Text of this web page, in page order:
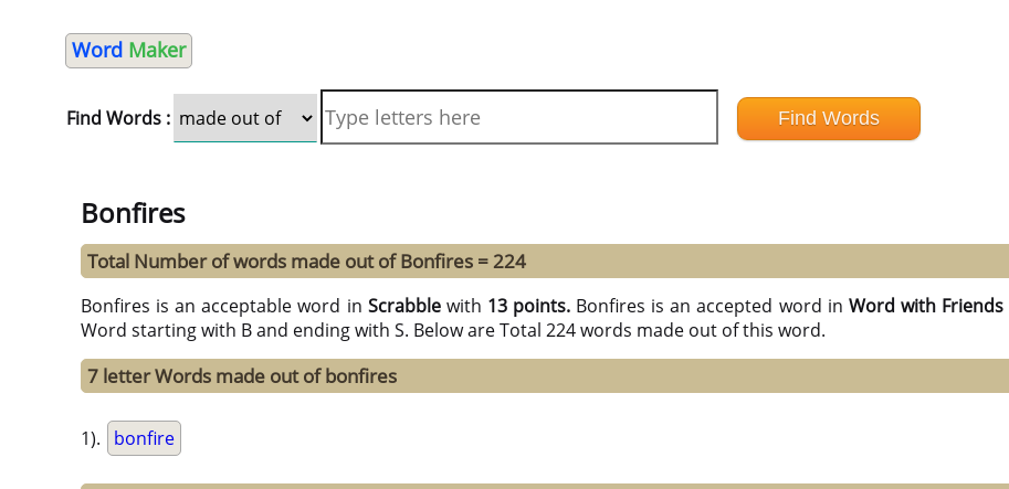
Word Maker
Find Words :
Bonfires
Total Number of words made out of Bonfires = 224
Bonfires is an acceptable word in Scrabblewith 13 points. Bonfires is an accepted word in Word with Friends
Word starting with B and ending with S. Below are Total 224 words made out of this word.
7 letter Words made out of bonfires
1). bonfire